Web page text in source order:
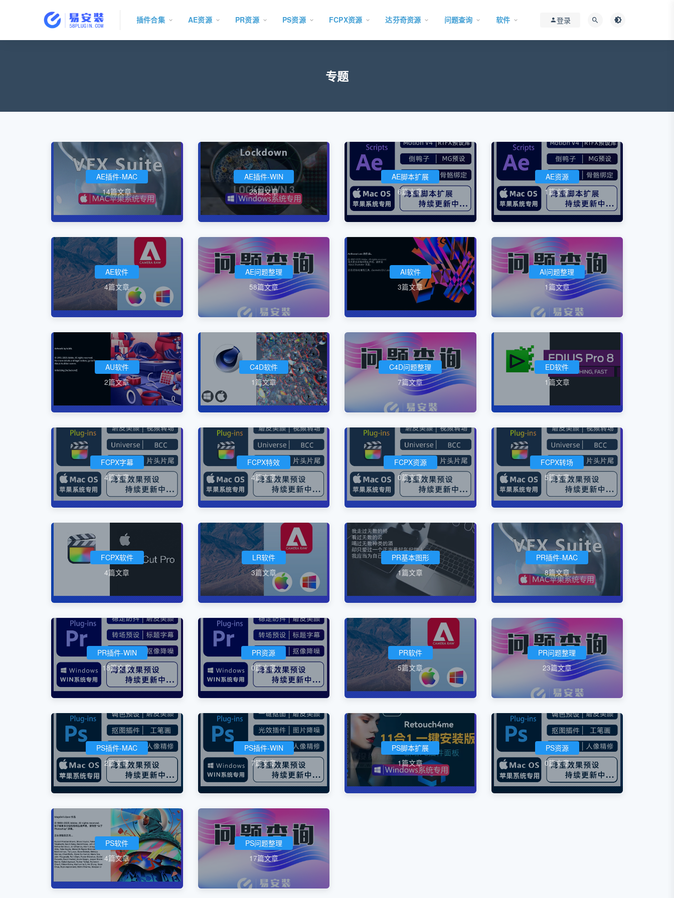
插件合集 AE资源 PR资源 PS资源 FCPX资源 达芬奇资源 问题查询 软件 登录
专题
AE插件-MAC
14篇文章
AE插件-WIN
28篇文章
AE脚本扩展
6篇文章
AE资源
1篇文章
AE软件
4篇文章
AE问题整理
58篇文章
AI软件
3篇文章
AI问题整理
1篇文章
AU软件
2篇文章
C4D软件
1篇文章
C4D问题整理
7篇文章
ED软件
1篇文章
FCPX字幕
4篇文章
FCPX特效
4篇文章
FCPX资源
0篇文章
FCPX转场
5篇文章
FCPX软件
4篇文章
LR软件
3篇文章
PR基本图形
1篇文章
PR插件-MAC
8篇文章
PR插件-WIN
18篇文章
PR资源
0篇文章
PR软件
5篇文章
PR问题整理
23篇文章
PS插件-MAC
2篇文章
PS插件-WIN
7篇文章
PS脚本扩展
1篇文章
PS资源
0篇文章
PS软件
4篇文章
PS问题整理
17篇文章